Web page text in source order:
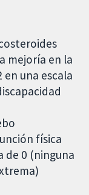
mejoría en la
una escala
física
de 0 (ninguna